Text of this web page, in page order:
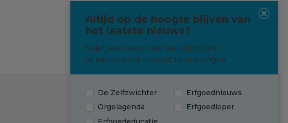
november 2017(2)
oktober 2017(1)
september 2017(2)
Contact
Altijd op de hoogte blijven van
het laatste nieuws?
Selecteer hieronder welk tijdschrift
of nieuwsbrief u wenst te ontvangen
De Zelfzwichter
Erfgoednieuws
Orgelagenda
Erfgoedloper